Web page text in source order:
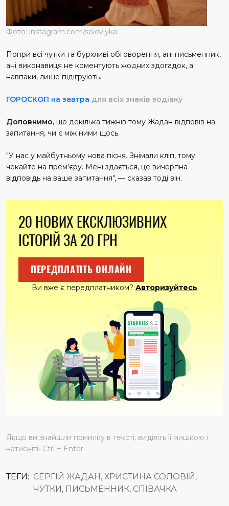
Фото: instagram.com/soloviyka
Попри всі чутки та бурхливі обговорення, ані письменник,
ані виконавиця не коментують жодних здогадок, а
навпаки, лише підігрують.
ГОРОСКОП на завтра для всіх знаків зодіаку
Доповнимо, що декілька тижнів тому Жадан відповів на
запитання, чи є між ними щось.
"У нас у майбутньому нова пісня. Знімали кліп, тому
чекайте на прем'єру. Мені здається, це вичерпна
відповідь на ваше запитання", — сказав тоді він.
20 НОВИХ ЕКСКЛЮЗИВНИХ
ІСТОРІЙ ЗА 20 ГРН
ПЕРЕДПЛАТІТЬ ОНЛАЙН
Ви вже є передплатником? Авторизуйтесь
Якщо ви знайшли помилку в тексті, виділіть її мишкою і
натисніть Ctrl + Enter
ТЕГИ: СЕРГІЙ ЖАДАН, ХРИСТИНА СОЛОВІЙ,
ЧУТКИ, ПИСЬМЕННИК, СПІВАЧКА